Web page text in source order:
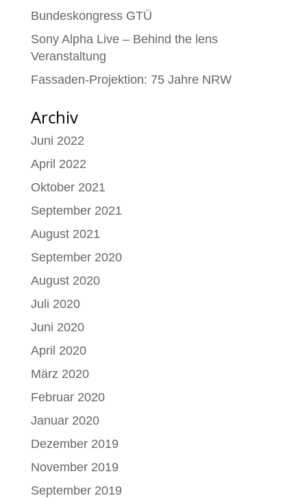
Bundeskongress GTÜ
Sony Alpha Live – Behind the lens
Veranstaltung
Fassaden-Projektion: 75 Jahre NRW
Archiv
Juni 2022
April 2022
Oktober 2021
September 2021
August 2021
September 2020
August 2020
Juli 2020
Juni 2020
April 2020
März 2020
Februar 2020
Januar 2020
Dezember 2019
November 2019
September 2019